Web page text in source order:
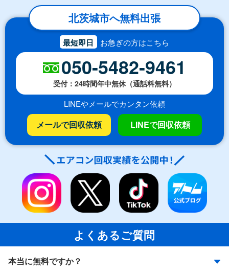
北茨城市へ無料出張
最短即日 お急ぎの方はこちら
050-5482-9461
受付：24時間年中無休（通話料無料）
LINEやメールでカンタン依頼
メールで回収依頼 LINEで回収依頼
よくあるご質問
本当に無料ですか？